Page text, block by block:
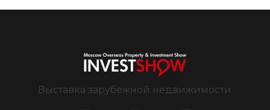
Выставка зарубежной недвижимости